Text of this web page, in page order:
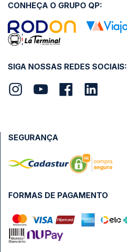
SIGA NOSSAS REDES SOCIAIS:
CONHEÇA O GRUPO QP:
FORMAS DE PAGAMENTO
SEGURANÇA